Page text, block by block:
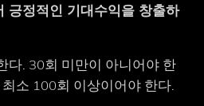
긍정적인 기대수익을 창출하
다. 30회 미만이 아니어야 한
소 100회 이상이어야 한다.